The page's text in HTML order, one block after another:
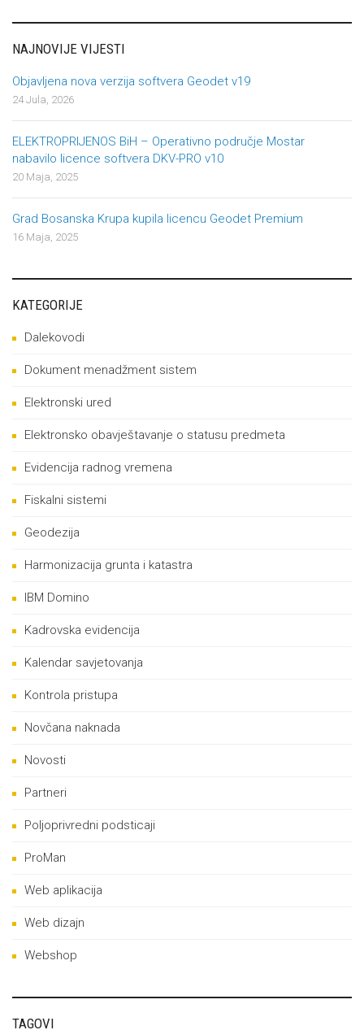
NAJNOVIJE VIJESTI
Objavljena nova verzija softvera Geodet v19
24 Jula, 2026
ELEKTROPRIJENOS BiH – Operativno područje Mostar
nabavilo licence softvera DKV-PRO v10
20 Maja, 2025
Grad Bosanska Krupa kupila licencu Geodet Premium
16 Maja, 2025
KATEGORIJE
Dalekovodi
Dokument menadžment sistem
Elektronski ured
Elektronsko obavještavanje o statusu predmeta
Evidencija radnog vremena
Fiskalni sistemi
Geodezija
Harmonizacija grunta i katastra
IBM Domino
Kadrovska evidencija
Kalendar savjetovanja
Kontrola pristupa
Novčana naknada
Novosti
Partneri
Poljoprivredni podsticaji
ProMan
Web aplikacija
Web dizajn
Webshop
TAGOVI